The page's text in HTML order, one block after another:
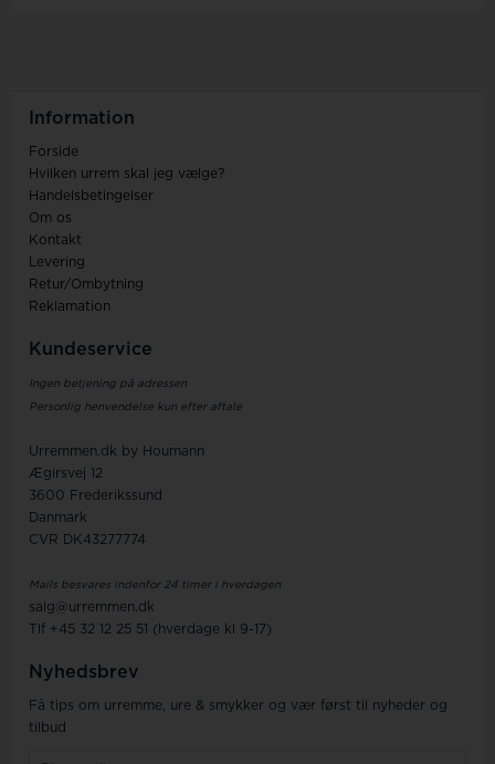
Information
Forside
Hvilken urrem skal jeg vælge?
Handelsbetingelser
Om os
Kontakt
Levering
Retur/Ombytning
Reklamation
Kundeservice
Ingen betjening på adressen
Personlig henvendelse kun efter aftale
Urremmen.dk by Houmann
Ægirsvej 12
3600 Frederikssund
Danmark
CVR DK43277774
Mails besvares indenfor 24 timer i hverdagen
salg@urremmen.dk
Tlf +45 32 12 25 51 (hverdage kl 9-17)
Nyhedsbrev
Få tips om urremme, ure & smykker og vær først til nyheder og
tilbud